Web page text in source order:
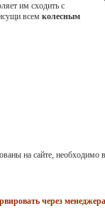
им сходить с
всем колесным
на сайте, необходимо
через